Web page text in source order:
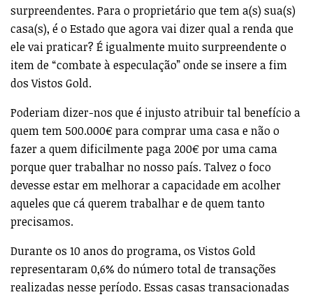
surpreendentes. Para o proprietário que tem a(s) sua(s)
casa(s), é o Estado que agora vai dizer qual a renda que
ele vai praticar? É igualmente muito surpreendente o
item de “combate à especulação” onde se insere a fim
dos Vistos Gold.
Poderiam dizer-nos que é injusto atribuir tal benefício a
quem tem 500.000€ para comprar uma casa e não o
fazer a quem dificilmente paga 200€ por uma cama
porque quer trabalhar no nosso país. Talvez o foco
devesse estar em melhorar a capacidade em acolher
aqueles que cá querem trabalhar e de quem tanto
precisamos.
Durante os 10 anos do programa, os Vistos Gold
representaram 0,6% do número total de transações
realizadas nesse período. Essas casas transacionadas